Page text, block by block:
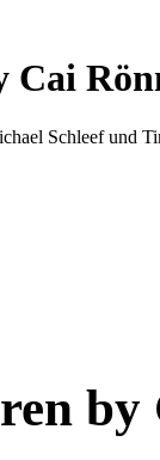
Cai
Schleef und